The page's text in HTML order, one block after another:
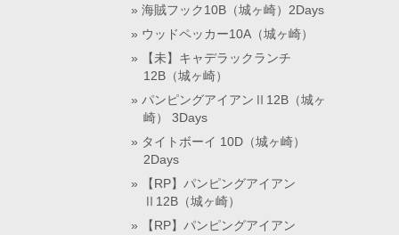
海賊フック10B（城ヶ崎）2Days
ウッドペッカー10A（城ヶ崎）
【未】キャデラックランチ
12B（城ヶ崎）
パンピングアイアンⅡ12B（城ヶ
崎） 3Days
タイトボーイ 10D（城ヶ崎）
2Days
【RP】パンピングアイアン
Ⅱ12B（城ヶ崎）
【RP】パンピングアイアン